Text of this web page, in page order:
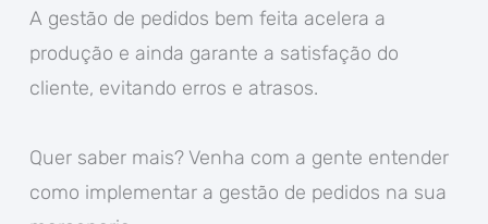
A gestão de pedidos bem feita acelera a
produção e ainda garante a satisfação do
cliente, evitando erros e atrasos.
Quer saber mais? Venha com a gente entender
como implementar a gestão de pedidos na sua